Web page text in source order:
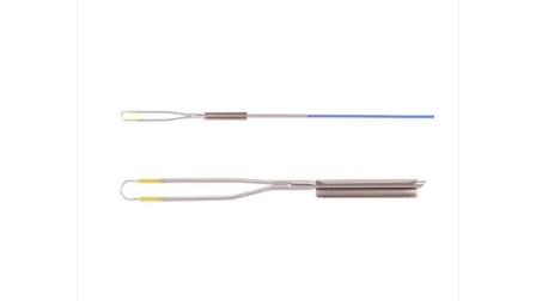
Выберите...